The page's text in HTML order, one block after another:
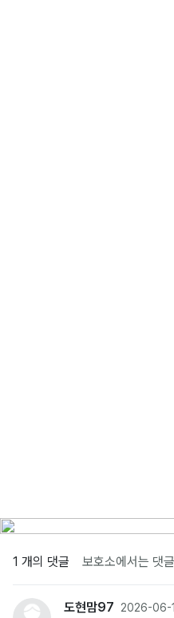
1 개의 댓글 보호소에서는 댓
도현맘97 2026-06-